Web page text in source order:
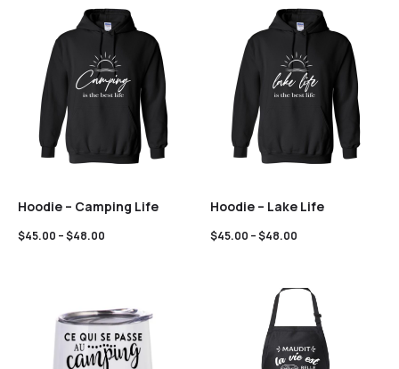
Hoodie – Camping Life
$45.00 –$48.00
Hoodie – Lake Life
$45.00 –$48.00